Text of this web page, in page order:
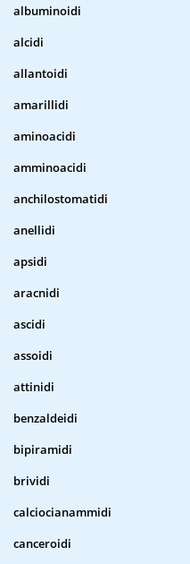
albuminoidi
alcidi
allantoidi
amarillidi
aminoacidi
amminoacidi
anchilostomatidi
anellidi
apsidi
aracnidi
ascidi
assoidi
attinidi
benzaldeidi
bipiramidi
brividi
calciocianammidi
canceroidi